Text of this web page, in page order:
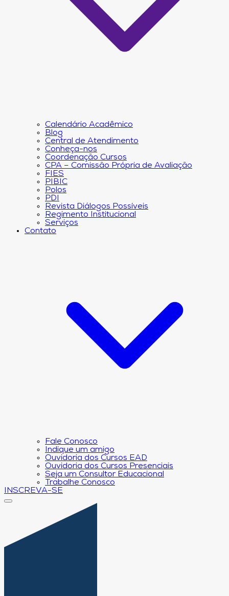
Calendário Acadêmico
Blog
Central de Atendimento
Conheça-nos
Coordenação Cursos
CPA – Comissão Própria de Avaliação
FIES
PIBIC
Polos
PDI
Revista Diálogos Possíveis
Regimento Institucional
Serviços
Contato
Fale Conosco
Indique um amigo
Ouvidoria dos Cursos EAD
Ouvidoria dos Cursos Presenciais
Seja um Consultor Educacional
Trabalhe Conosco
INSCREVA-SE